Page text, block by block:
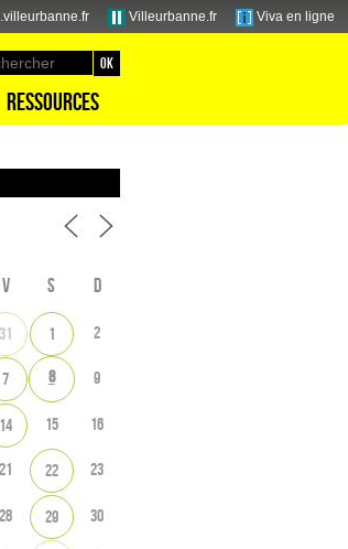
Villeurbanne.fr Viva en ligne
Ressources
V S D
31 1 2
7 8 9
14 15 16
21 22 23
28 29 30